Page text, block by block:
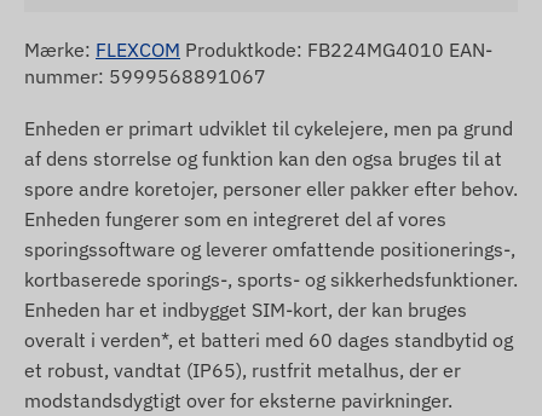
Mærke: FLEXCOM Produktkode: FB224MG4010 EAN-
nummer: 5999568891067
Enheden er primart udviklet til cykelejere, men pa grund
af dens storrelse og funktion kan den ogsa bruges til at
spore andre koretojer, personer eller pakker efter behov.
Enheden fungerer som en integreret del af vores
sporingssoftware og leverer omfattende positionerings-,
kortbaserede sporings-, sports- og sikkerhedsfunktioner.
Enheden har et indbygget SIM-kort, der kan bruges
overalt i verden*, et batteri med 60 dages standbytid og
et robust, vandtat (IP65), rustfrit metalhus, der er
modstandsdygtigt over for eksterne pavirkninger.